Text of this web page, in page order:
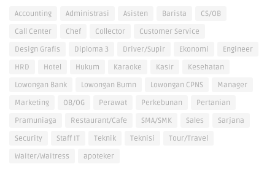
Accounting Administrasi Asisten Barista
CS/OB
Call Center
Chef Collector
Customer Service
Design Grafis
Diploma 3 Driver/Supir Ekonomi
Engineer
HRD
Hotel Hukum Karaoke Kasir
Kesehatan
Lowongan Bank
Lowongan Bumn Lowongan CPNS
Manager
Marketing
OB/OG Perawat Perkebunan
Pertanian
Pramuniaga
Restaurant/Cafe SMA/SMK Sales
Sarjana
Security
Staff IT Teknik Teknisi
Tour/Travel
Waiter/Waitress
apoteker